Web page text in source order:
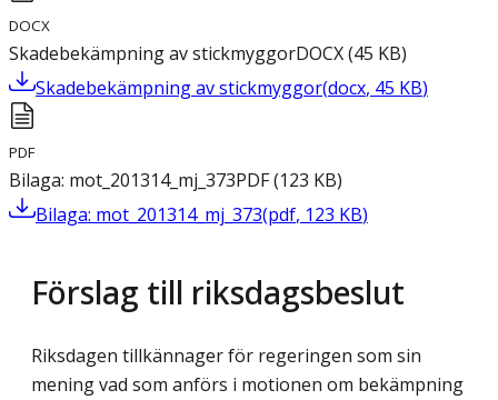
DOCX
Skadebekämpning av stickmyggorDOCX(45 KB)
Skadebekämpning av stickmyggor(docx, 45 KB)
PDF
Bilaga: mot_201314_mj_373PDF(123 KB)
Bilaga: mot_201314_mj_373(pdf, 123 KB)
Förslag till riksdagsbeslut
Riksdagen tillkännager för regeringen som sin
mening vad som anförs i motionen om bekämpning